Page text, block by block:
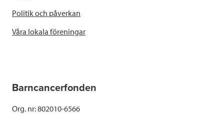
Politik och påverkan
Våra lokala föreningar
Barncancerfonden
Org. nr: 802010-6566